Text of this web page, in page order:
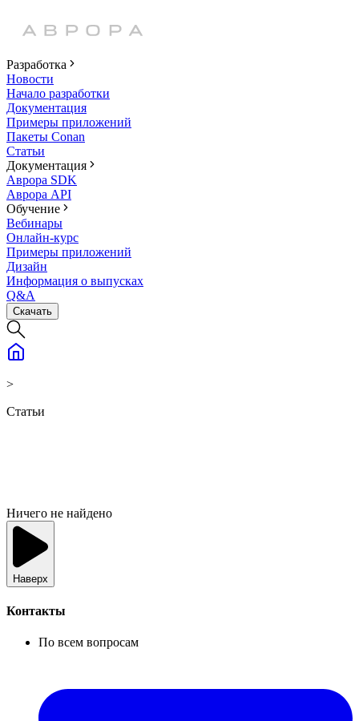
Разработка
Новости
Начало разработки
Документация
Примеры приложений
Пакеты Conan
Статьи
Документация
Аврора SDK
Аврора API
Обучение
Вебинары
Онлайн-курс
Примеры приложений
Дизайн
Информация о выпусках
Q&A
Скачать
>
Статьи
Ничего не найдено
Наверх
Контакты
По всем вопросам